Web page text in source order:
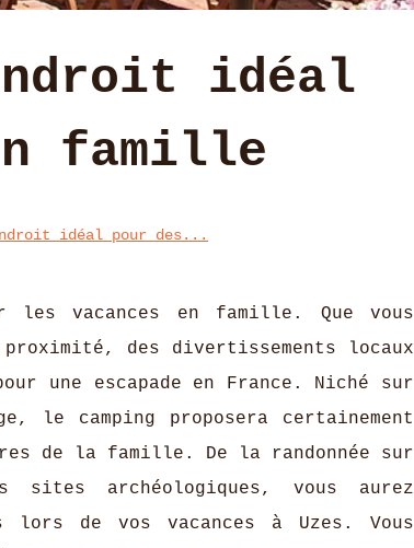
idéal
famille
idéal pour des...
les vacances en famille. Que vous
des divertissements locaux
escapade en France. Niché sur
le camping proposera certainement
de la famille. De la randonnée sur
archéologiques, vous aurez
lors de vos vacances à Uzes. Vous